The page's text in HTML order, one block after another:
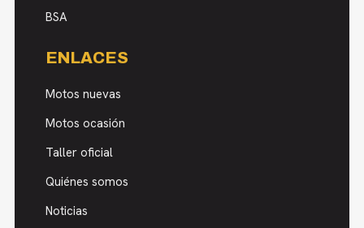
BSA
ENLACES
Motos nuevas
Motos ocasión
Taller oficial
Quiénes somos
Noticias